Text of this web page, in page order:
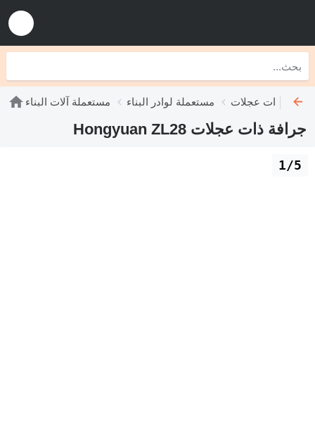
مستعملة آلات البناء مستعملة لوادر البناء ذات عجلات
جرافة ذات عجلات Hongyuan ZL28
1/5